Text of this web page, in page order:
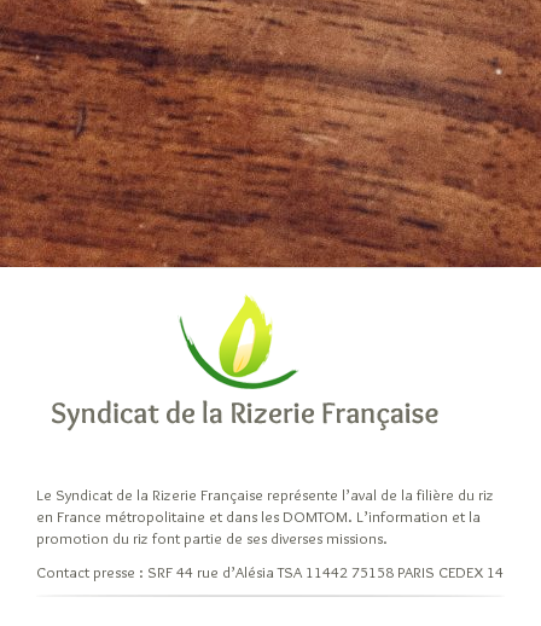
Le Syndicat de la Rizerie Française représente l’aval de la filière du riz
en France métropolitaine et dans les DOMTOM. L’information et la
promotion du riz font partie de ses diverses missions.
Contact presse : SRF 44 rue d’Alésia TSA 11442 75158 PARIS CEDEX 14